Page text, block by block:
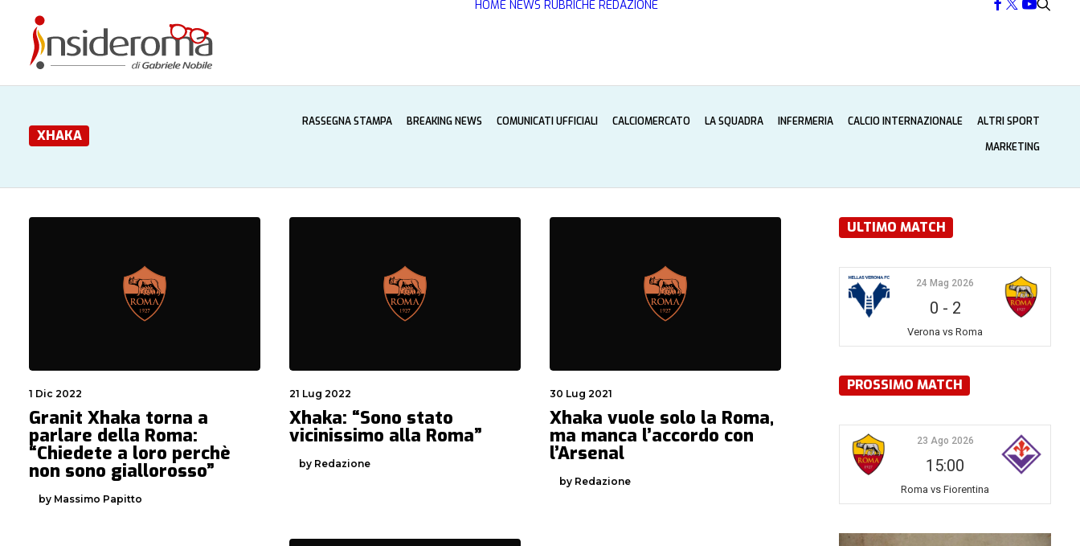
HOME NEWS RUBRICHE REDAZIONE
XHAKA
RASSEGNA STAMPA BREAKING NEWS COMUNICATI UFFICIALI CALCIOMERCATO LA SQUADRA INFERMERIA CALCIO INTERNAZIONALE
ALTRI SPORT
MARKETING
1 Dic 2022
Granit Xhaka torna a
parlare della Roma:
“Chiedete a loro perchè
non sono giallorosso”
by Massimo Papitto
21 Lug 2022
Xhaka: “Sono stato
vicinissimo alla Roma”
by Redazione
30 Lug 2021
Xhaka vuole solo la Roma,
ma manca l’accordo con
l’Arsenal
by Redazione
ULTIMO MATCH
24 Mag 2026
0 - 2
Verona vs Roma
PROSSIMO MATCH
23 Ago 2026
15:00
Roma vs Fiorentina